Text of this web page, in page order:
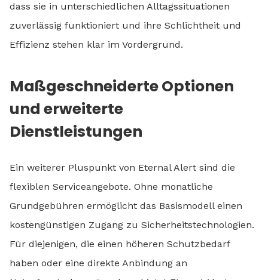
dass sie in unterschiedlichen Alltagssituationen
zuverlässig funktioniert und ihre Schlichtheit und
Effizienz stehen klar im Vordergrund.
Maßgeschneiderte Optionen
und erweiterte
Dienstleistungen
Ein weiterer Pluspunkt von Eternal Alert sind die
flexiblen Serviceangebote. Ohne monatliche
Grundgebühren ermöglicht das Basismodell einen
kostengünstigen Zugang zu Sicherheitstechnologien.
Für diejenigen, die einen höheren Schutzbedarf
haben oder eine direkte Anbindung an